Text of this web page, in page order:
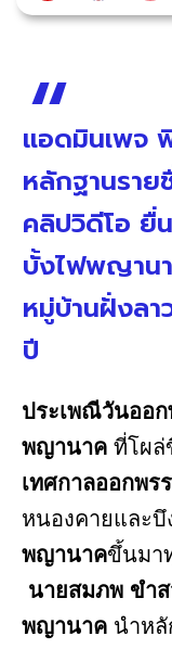
แอดมินเพจ
หลักฐานรา
คลิปวิดีโอ ยื่
บั้งไฟพญาน
หมู่บ้านฝั่งลา
ปี
ประเพณีวันออก
พญานาค ที่โผล่
เทศกาลออกพร
หนองคายและบึ
พญานาคขึ้นมา
นายสมภพ ขำ
พญานาค นำห